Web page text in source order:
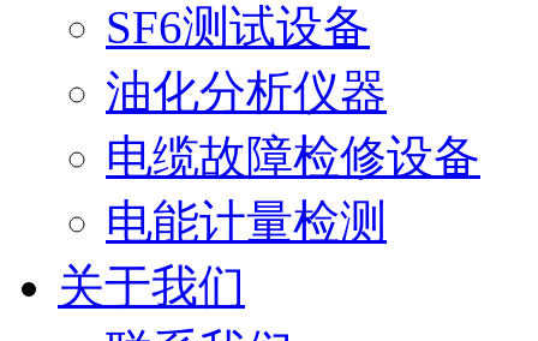
SF6测试设备
油化分析仪器
电缆故障检修设备
电能计量检测
关于我们